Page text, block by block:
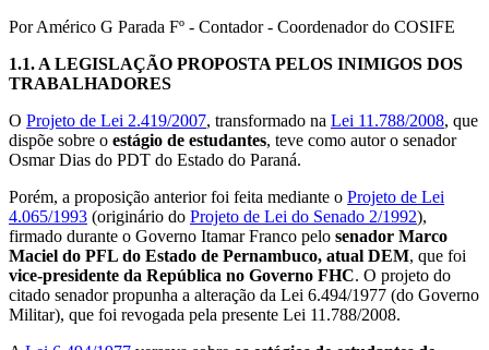
Por Américo G Parada Fº - Contador - Coordenador do COSIFE
1.1. A LEGISLAÇÃO PROPOSTA PELOS INIMIGOS DOS
TRABALHADORES
O Projeto de Lei 2.419/2007, transformado na Lei 11.788/2008, que
dispõe sobre o estágio de estudantes, teve como autor o senador
Osmar Dias do PDT do Estado do Paraná.
Porém, a proposição anterior foi feita mediante o Projeto de Lei
4.065/1993 (originário do Projeto de Lei do Senado 2/1992),
firmado durante o Governo Itamar Franco pelo senador Marco
Maciel do PFL do Estado de Pernambuco, atual DEM, que foi
vice-presidente da República no Governo FHC. O projeto do
citado senador propunha a alteração da Lei 6.494/1977 (do Governo
Militar), que foi revogada pela presente Lei 11.788/2008.